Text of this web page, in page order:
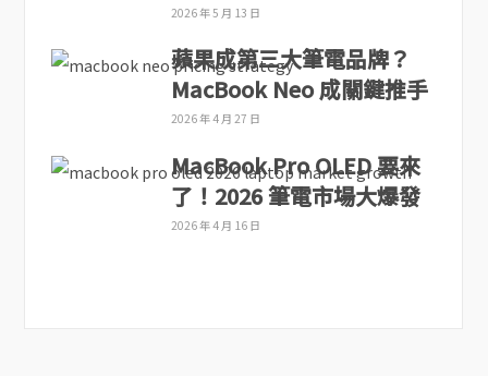
2026 年 5 月 13 日
蘋果成第三大筆電品牌？
MacBook Neo 成關鍵推手
2026 年 4 月 27 日
MacBook Pro OLED 要來
了！2026 筆電市場大爆發
2026 年 4 月 16 日